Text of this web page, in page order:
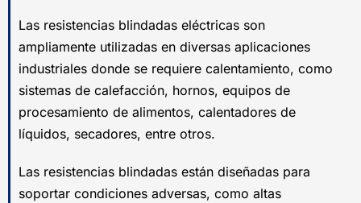
Las resistencias blindadas eléctricas son
ampliamente utilizadas en diversas aplicaciones
industriales donde se requiere calentamiento, como
sistemas de calefacción, hornos, equipos de
procesamiento de alimentos, calentadores de
líquidos, secadores, entre otros.
Las resistencias blindadas están diseñadas para
soportar condiciones adversas, como altas